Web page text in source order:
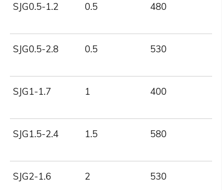
SJG0.5-1.2 0.5 480
SJG0.5-2.8 0.5 530
SJG1-1.7 1 400
SJG1.5-2.4 1.5 580
SJG2-1.6 2 530